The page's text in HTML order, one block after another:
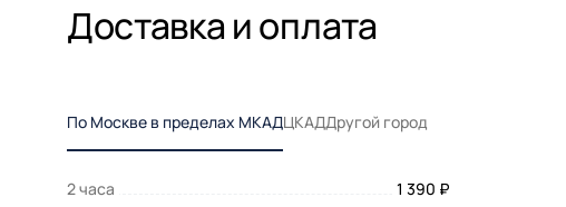
Доставка и оплата
По Москве в пределах МКАДЦКАДДругой город
2 часа
1 390 ₽